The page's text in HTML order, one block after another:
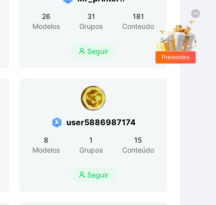
26
Modelos
31
Grupos
181
Conteúdo
 Seguir
user5886987174
8
Modelos
1
Grupos
15
Conteúdo
 Seguir
Presentes